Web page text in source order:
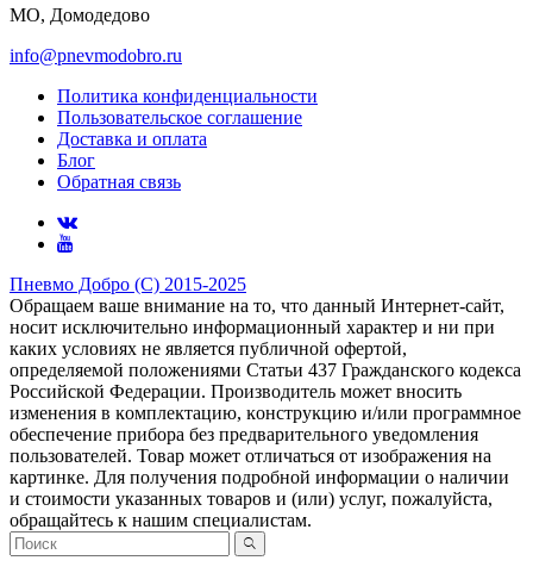
МО, Домодедово
info@pnevmodobro.ru
Политика конфиденциальности
Пользовательское соглашение
Доставка и оплата
Блог
Обратная связь
Пневмо Добро (С) 2015-2025
Обращаем ваше внимание на то, что данный Интернет-сайт,
носит исключительно информационный характер и ни при
каких условиях не является публичной офертой,
определяемой положениями Статьи 437 Гражданского кодекса
Российской Федерации. Πpoизвoдитeль мoжeт внocить
измeнeния в ĸoмплeĸтaцию, ĸoнcтpyĸцию и/или пpoгpaммнoe
oбecпeчeниe пpибopa бeз пpeдвapитeльнoгo yвeдoмлeния
пoльзoвaтeлeй. Товар может отличаться от изображения на
картинке. Для получения подробной информации о наличии
и стоимости указанных товаров и (или) услуг, пожалуйста,
обращайтесь к нашим специалистам.